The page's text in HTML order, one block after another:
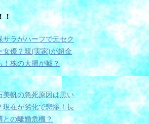
！
サラがハーフで元セク
女優？親(実家)が超金
！株の大損が嘘？
美帆の急死原因は黒い
現在が劣化で悲惨！長
との離婚危機？